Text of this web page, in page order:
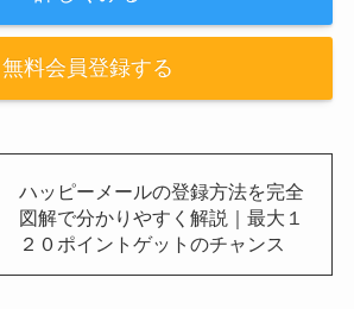
無料会員登録する
ハッピーメールの登録方法を完全
図解で分かりやすく解説｜最大１
２０ポイントゲットのチャンス